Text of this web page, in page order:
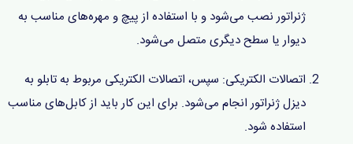
ژنراتور نصب می‌شود و با استفاده از پیچ و مهره‌های مناسب به
دیوار یا سطح دیگری متصل می‌شود.
اتصالات الکتریکی: سپس، اتصالات الکتریکی مربوط به تابلو به
دیزل ژنراتور انجام می‌شود. برای این کار باید از کابل‌های مناسب
استفاده شود.